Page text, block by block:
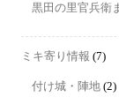
黒田の里官兵衛
ミキ寄り情報 (7)
付け城・陣地 (2)